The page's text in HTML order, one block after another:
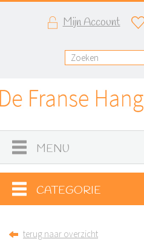
Mijn Account
MENU
CATEGORIE
terug naar overzicht